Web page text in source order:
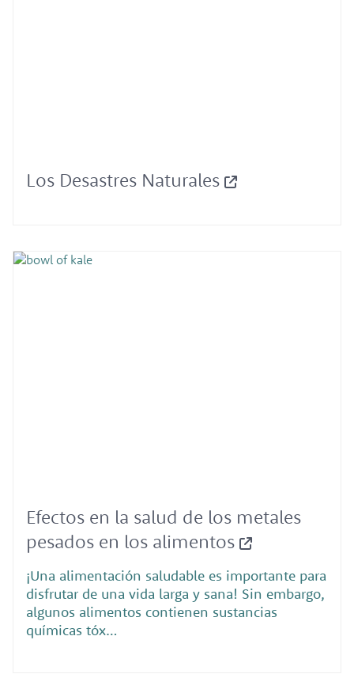
Los Desastres Naturales
Efectos en la salud de los metales
pesados en los alimentos
¡Una alimentación saludable es importante para
disfrutar de una vida larga y sana! Sin embargo,
algunos alimentos contienen sustancias
químicas tóx…